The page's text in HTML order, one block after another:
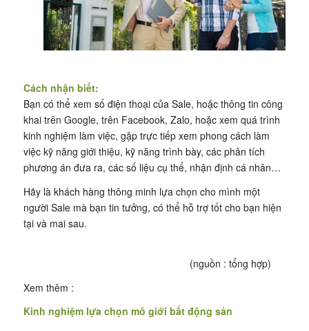
Cách nhận biết:
Bạn có thể xem số điện thoại của Sale, hoặc thông tin công
khai trên Google, trên Facebook, Zalo, hoặc xem quá trình
kinh nghiệm làm việc, gặp trực tiếp xem phong cách làm
việc kỹ năng giới thiệu, kỹ năng trình bày, các phân tích
phương án đưa ra, các số liệu cụ thể, nhận định cá nhân…
Hãy là khách hàng thông minh lựa chọn cho mình một
người Sale mà bạn tin tưởng, có thể hỗ trợ tốt cho bạn hiện
tại và mai sau.
(nguồn : tổng hợp)
Xem thêm :
Kinh nghiệm lựa chọn mô giới bất động sản